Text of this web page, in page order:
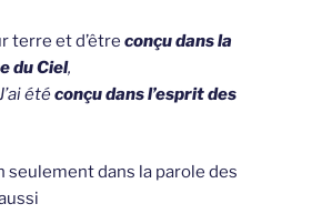
terre et d’être conçu dans la
du Ciel,
étéconçu dans l’esprit des
seulement dans la parole des